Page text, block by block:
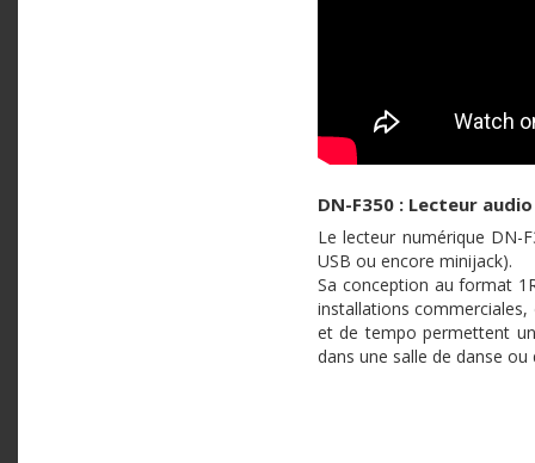
DN-F350 : Lecteur
Le lecteur numérique DN-
USB ou encore minijack).
Sa conception au format
installations
et de tempo permettent
dans une salle de danse